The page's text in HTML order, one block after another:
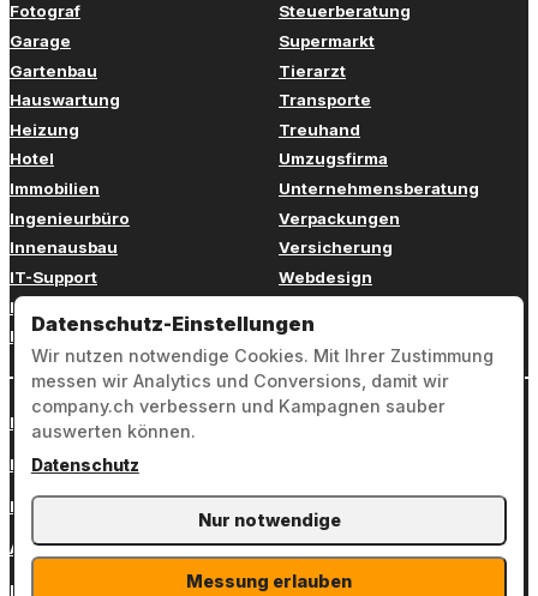
Fotograf
Garage
Gartenbau
Hauswartung
Heizung
Hotel
Immobilien
Ingenieurbüro
Innenausbau
IT-Support
Kinderbetreuung
Kosmetik
Steuerberatung
Supermarkt
Tierarzt
Transporte
Treuhand
Umzugsfirma
Unternehmensberatung
Verpackungen
Versicherung
Webdesign
Zahnarzt
Login
Impressum
Datenschutz
AGB
Kontakt
Datenschutz-Einstellungen
Wir nutzen notwendige Cookies. Mit Ihrer Zustimmung
messen wir Analytics und Conversions, damit wir
company.ch verbessern und Kampagnen sauber
auswerten können.
Datenschutz
Nur notwendige
Messung erlauben